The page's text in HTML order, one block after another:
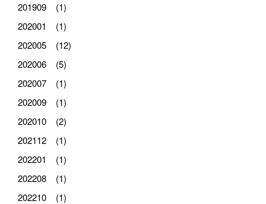
201909 (1)
202001 (1)
202005 (12)
202006 (5)
202007 (1)
202009 (1)
202010 (2)
202112 (1)
202201 (1)
202208 (1)
202210 (1)